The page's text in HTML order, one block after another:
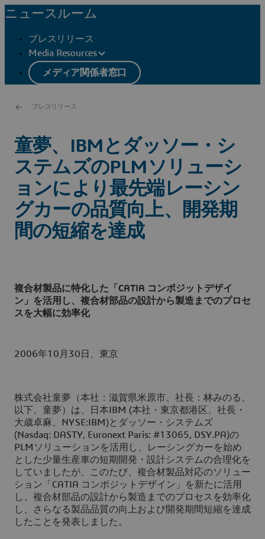
ニュースルーム
プレスリリース
Media Resources
メディア関係者窓口
プレスリリース
童夢、IBMとダッソー・シ
ステムズのPLMソリューシ
ョンにより最先端レーシン
グカーの品質向上、開発期
間の短縮を達成
複合材製品に特化した「CATIA コンポジットデザイ
ン」を活用し、複合材部品の設計から製造までのプロセ
スを大幅に効率化
2006年10月30日、東京
株式会社童夢（本社：滋賀県米原市、社長：林みのる、
以下、童夢）は、日本IBM (本社・東京都港区、社長・
大歳卓麻、NYSE:IBM)とダッソー・システムズ
(Nasdaq: DASTY, Euronext Paris: #13065, DSY.PA)の
PLMソリューションを活用し、レーシングカーを始め
とした少量生産車の短期開発・設計システムの合理化を
していましたが、このたび、複合材製品対応のソリュー
ション「CATIA コンポジットデザイン」を新たに活用
し、複合材部品の設計から製造までのプロセスを効率化
し、さらなる製品品質の向上および開発期間短縮を達成
したことを発表しました。